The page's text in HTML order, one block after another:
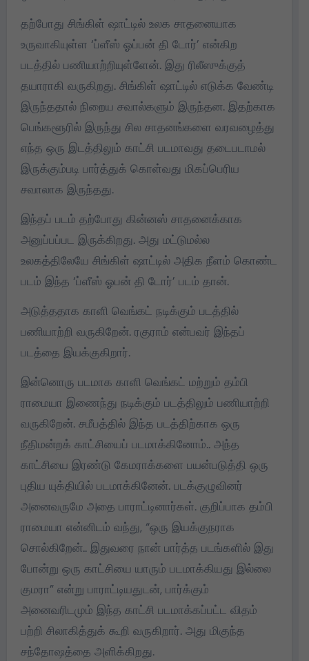
தற்போது சிங்கிள் ஷாட்டில் உலக சாதனையாக
உருவாகியுள்ள ‘ப்ளீஸ் ஓப்பன் தி டோர்’ என்கிற
படத்தில் பணியாற்றியுள்ளேன். இது ரிலீஸுக்குத்
தயாராகி வருகிறது. சிங்கிள் ஷாட்டில் எடுக்க வேண்டி
இருந்ததால் நிறைய சவால்களும் இருந்தன. இதற்காக
பெங்களூரில் இருந்து சில சாதனங்களை வரவழைத்து
எந்த ஒரு இடத்திலும் காட்சி படமாவது தடைபடாமல்
இருக்கும்படி பார்த்துக் கொள்வது மிகப்பெரிய
சவாலாக இருந்தது.
இந்தப் படம் தற்போது கின்னஸ் சாதனைக்காக
அனுப்பப்பட இருக்கிறது. அது மட்டுமல்ல
உலகத்திலேயே சிங்கிள் ஷாட்டில் அதிக நீளம் கொண்ட
படம் இந்த ‘ப்ளீஸ் ஓபன் தி டோர்’ படம் தான்.
அடுத்ததாக காளி வெங்கட் நடிக்கும் படத்தில்
பணியாற்றி வருகிறேன். ரகுராம் என்பவர் இந்தப்
படத்தை இயக்குகிறார்.
இன்னொரு படமாக காளி வெங்கட் மற்றும் தம்பி
ராமையா இணைந்து நடிக்கும் படத்திலும் பணியாற்றி
வருகிறேன். சமீபத்தில் இந்த படத்திற்காக ஒரு
நீதிமன்றக் காட்சியைப் படமாக்கினோம்.. அந்த
காட்சியை இரண்டு கேமராக்களை பயன்படுத்தி ஒரு
புதிய யுக்தியில் படமாக்கினேன். படக்குழுவினர்
அனைவருமே அதை பாராட்டினார்கள். குறிப்பாக தம்பி
ராமையா என்னிடம் வந்து, “ஒரு இயக்குநராக
சொல்கிறேன்.. இதுவரை நான் பார்த்த படங்களில் இது
போன்று ஒரு காட்சியை யாரும் படமாக்கியது இல்லை
குமரா” என்று பாராட்டியதுடன், பார்க்கும்
அனைவரிடமும் இந்த காட்சி படமாக்கப்பட்ட விதம்
பற்றி சிலாகித்துக் கூறி வருகிறார். அது மிகுந்த
சந்தோஷத்தை அளிக்கிறது.